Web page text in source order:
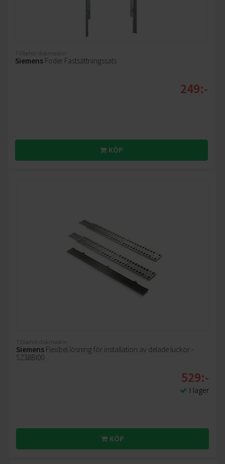
Tillbehör diskmaskin
Siemens Foder Fastsättningssats
249:-
KÖP
Tillbehör diskmaskin
Siemens Flexibel lösning för installation av delade luckor -
SZ38BI00
529:-
I lager
KÖP